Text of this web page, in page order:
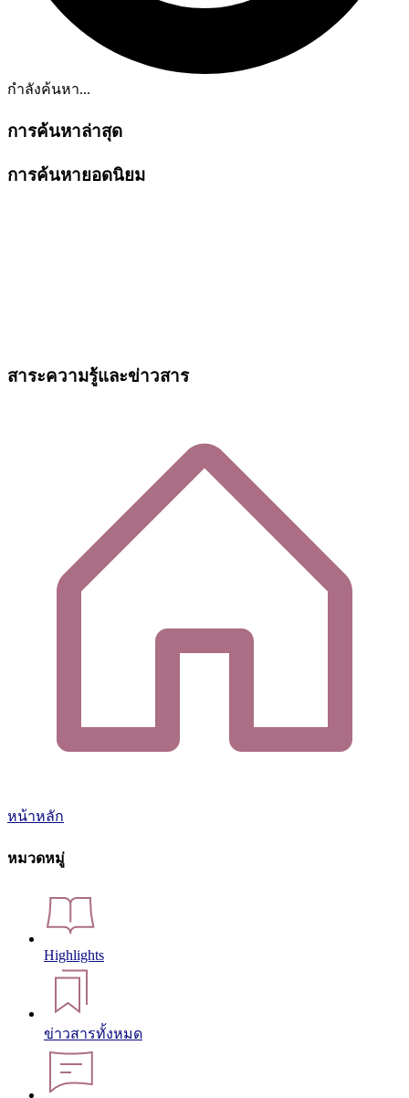
กำลังค้นหา...
การค้นหาล่าสุด
การค้นหายอดนิยม
สาระความรู้และข่าวสาร
หน้าหลัก
หมวดหมู่
Highlights
ข่าวสารทั้งหมด